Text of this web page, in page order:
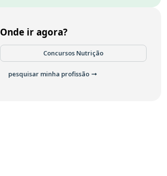
Onde ir agora?
Concursos Nutrição
pesquisar minha profissão